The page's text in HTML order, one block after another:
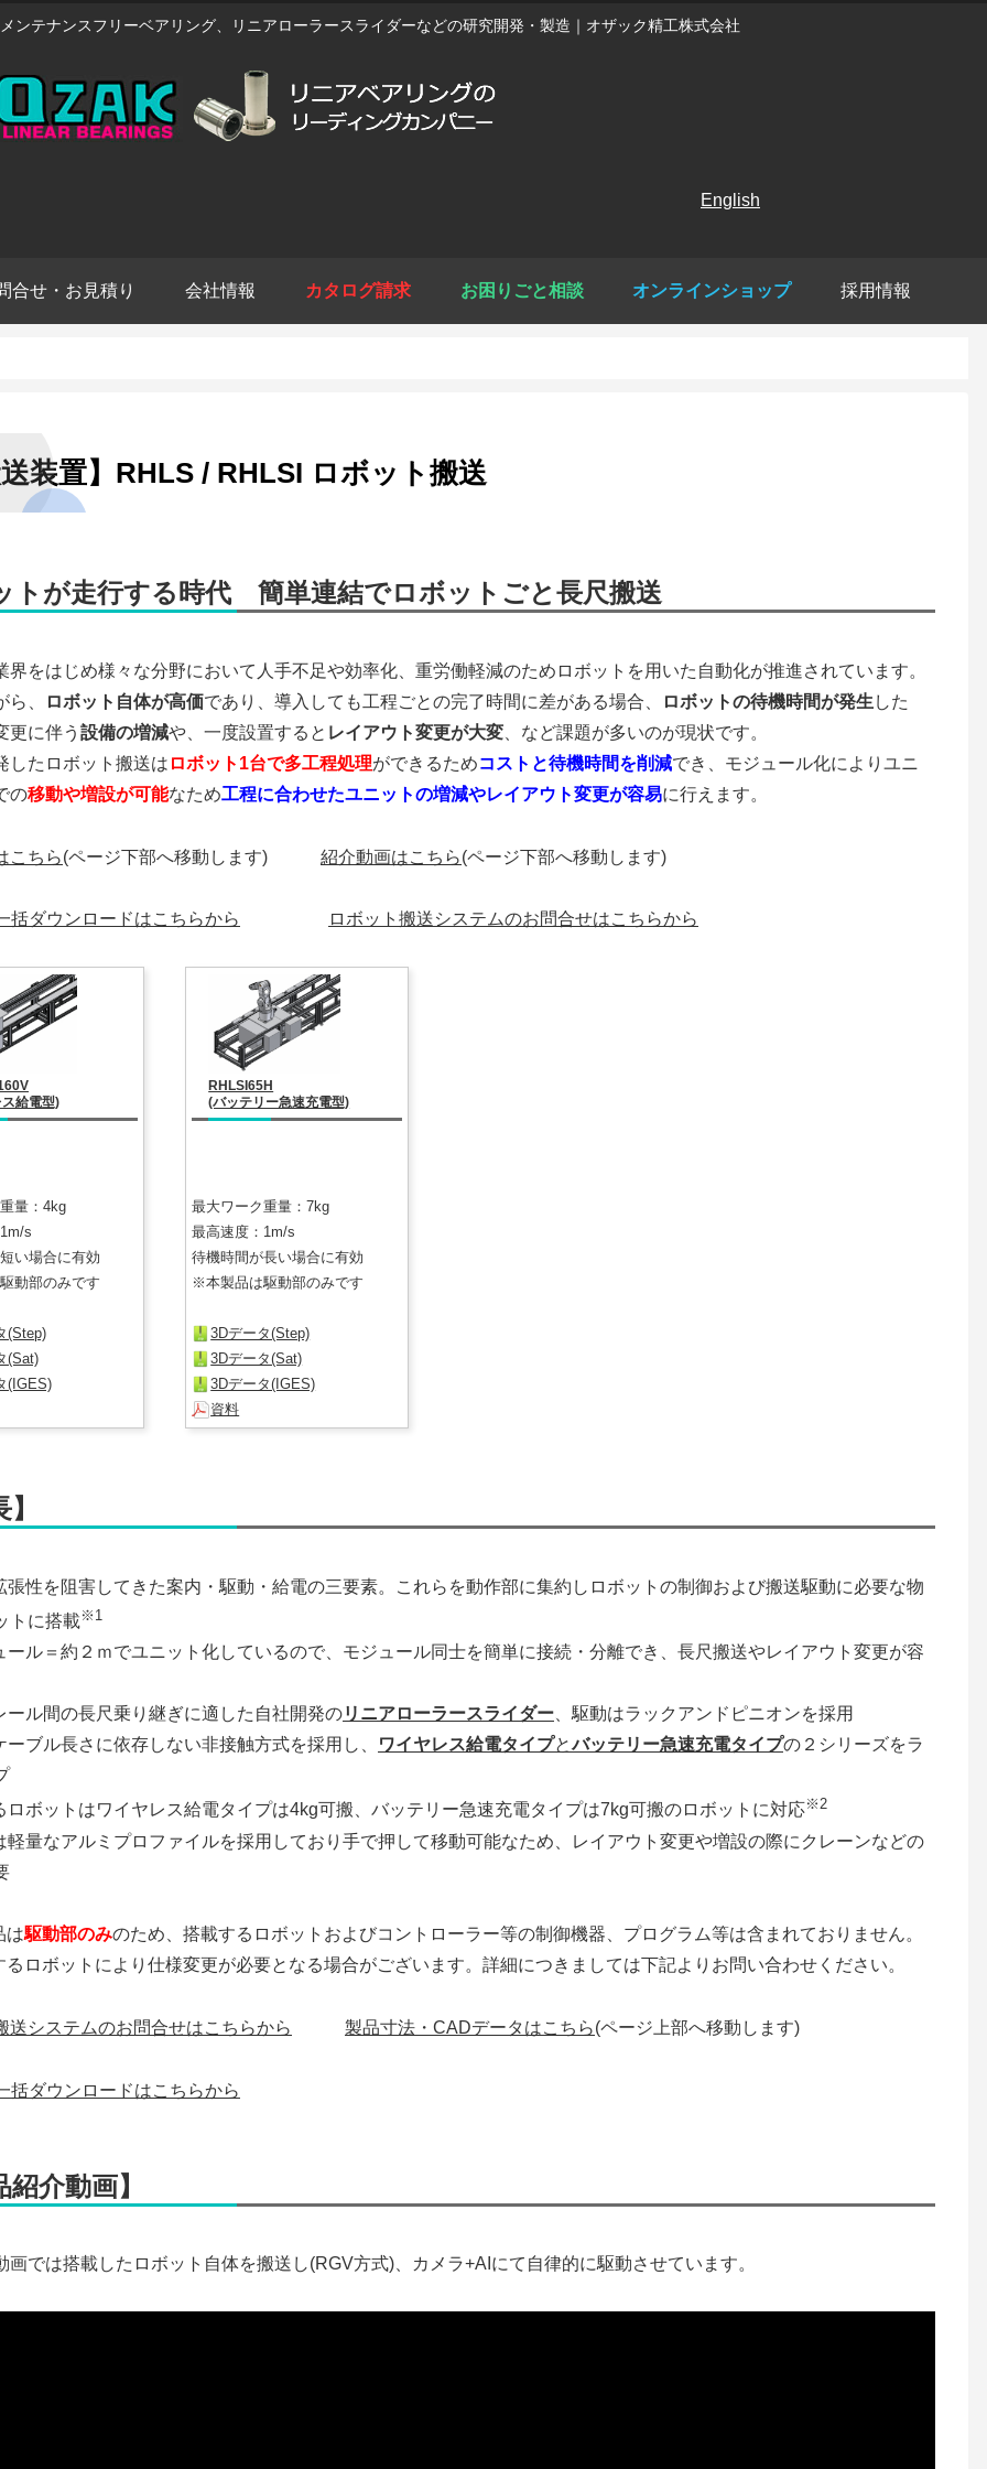
ンテナンスフリーベアリング、リニアローラースライダーなどの研究開発・製造｜オザック精工株式会社
English
合せ・お見積り 会社情報 カタログ請求 お困りごと相談 オンラインショップ 採用情報
装置】RHLS / RHLSI ロボット搬送
トが走行する時代 簡単連結でロボットごと長尺搬送
界をはじめ様々な分野において人手不足や効率化、重労働軽減のためロボットを用いた自動化が推進されています。
、
ロボット自体が高価であり、導入しても工程ごとの完了時間に差がある場合、 ロボットの待機時間が発生 した
更に伴う 設備の増減や、一度設置すると レイアウト変更が大変 、など課題が多いのが現状です。
したロボット搬送は ロボット1台で多工程処理ができるためコストと待機時間を削減でき、モジュール化によりユニ
の移動や増設が可能なため工程に合わせたユニットの増減やレイアウト変更が容易に行えます。
こちら(ページ下部へ移動します) 紹介動画はこちら(ページ下部へ移動します)
括ダウンロードはこちらから ロボット搬送システムのお問合せはこちらから
給電型)
量：4kg
s
い場合に有効
動部のみです
(Step)
(Sat)
(IGES)
RHLSI65H
(バッテリー急速充電型)
最大ワーク重量：7kg
最高速度：1m/s
待機時間が長い場合に有効
※本製品は駆動部のみです
3Dデータ(Step)
3Dデータ(Sat)
3Dデータ(IGES)
資料
張性を阻害してきた案内・駆動・給電の三要素。これらを動作部に集約しロボットの制御および搬送駆動に必要な物
トに搭載 ※1
ール＝約２ｍでユニット化しているので、モジュール同士を簡単に接続・分離でき、長尺搬送やレイアウト変更が容
ール間の長尺乗り継ぎに適した自社開発のリニアローラースライダー 、駆動はラックアンドピニオンを採用
ーブル長さに依存しない非接触方式を採用し、
ワイヤレス給電タイプとバッテリー急速充電タイプの２シリーズをラ
ロボットはワイヤレス給電タイプは4kg可搬、バッテリー急速充電タイプは7kg可搬のロボットに対応※2
軽量なアルミプロファイルを採用しており手で押して移動可能なため、レイアウト変更や増設の際にクレーンなどの
は駆動部のみのため、搭載するロボットおよびコントローラー等の制御機器、プログラム等は含まれておりません。
ロボットにより仕様変更が必要となる場合がございます。詳細につきましては下記よりお問い合わせください。
送システムのお問合せはこちらから 製品寸法・CADデータはこちら(ページ上部へ移動します)
括ダウンロードはこちらから
介動画】
画では搭載したロボット自体を搬送し(RGV方式)、カメラ+AIにて自律的に駆動させています。